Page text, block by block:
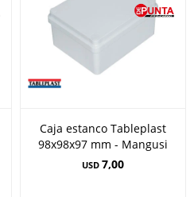
Caja estanco Tableplast
98x98x97 mm - Mangusi
USD 7,00